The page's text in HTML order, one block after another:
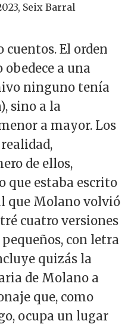
Seix Barral
cuentos. El orden
obedece a una
ninguno tenía
sino a la
a mayor. Los
de ellos,
que estaba escrito
que Molano volvió
cuatro versiones
con letra
quizás la
de Molano a
que, como
ocupa un lugar